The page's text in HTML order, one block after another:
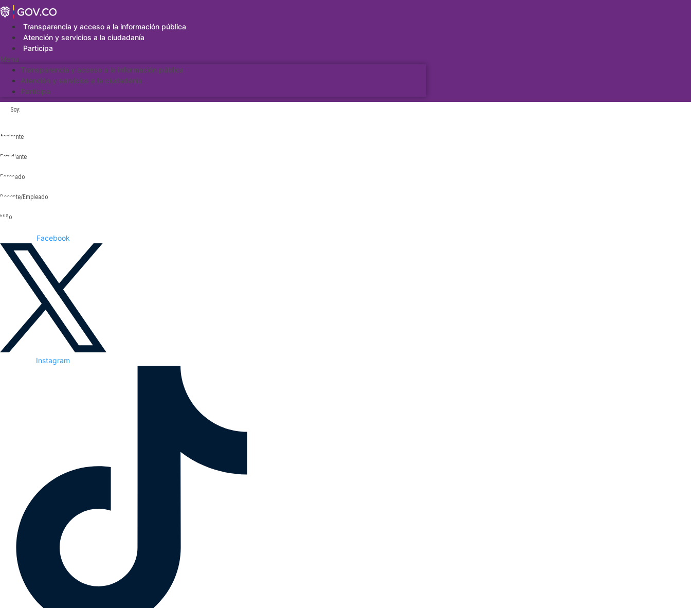
Saltar
al
contenidoTransparencia y acceso a la información pública
Atención y servicios a la ciudadanía
Participa
Menu
Transparencia y acceso a la información pública
Atención y servicios a la ciudadanía
Participa
Soy:
Aspirante
Estudiante
Egresado
Docente/Empleado
Niño
Facebook
Instagram